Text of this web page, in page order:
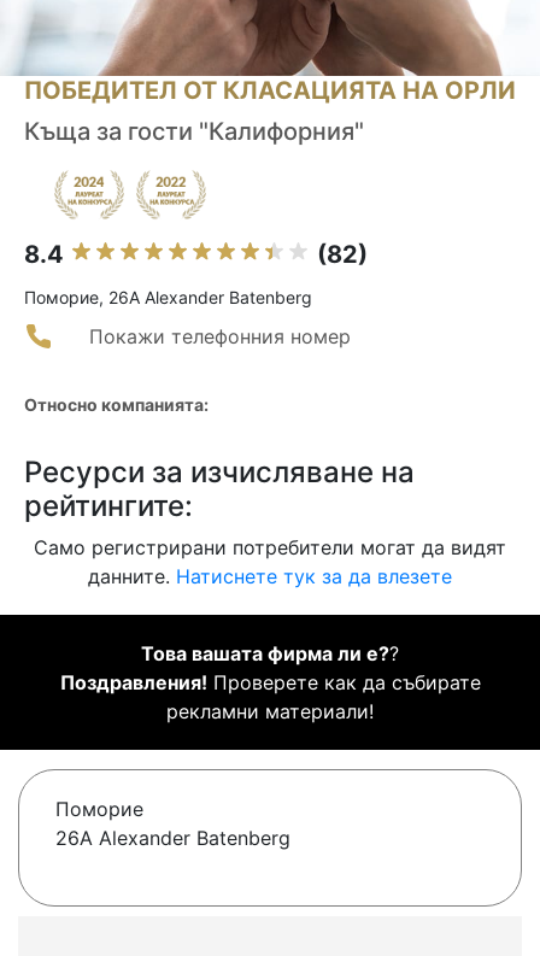
ПОБЕДИТЕЛ ОТ КЛАСАЦИЯТА НА ОРЛИ
Къща за гости "Калифорния"
8.4 (82)
Поморие, 26A Alexander Batenberg
Покажи телефонния номер
Относно компанията:
Ресурси за изчисляване на
рейтингите:
Само регистрирани потребители могат да видят
данните. Натиснете тук за да влезете
Това вашата фирма ли е??
Поздравления! Проверете как да събирате
рекламни материали!
Поморие
26A Alexander Batenberg